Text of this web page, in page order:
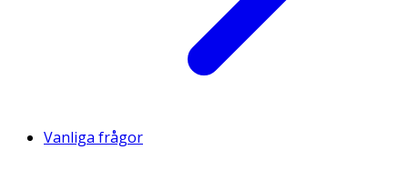
Vanliga frågor